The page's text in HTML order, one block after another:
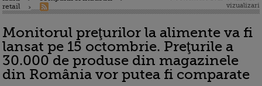
retail
vizualizari
Monitorul preţurilor la alimente va fi
lansat pe 15 octombrie. Preţurile a
30.000 de produse din magazinele
din România vor putea fi comparate